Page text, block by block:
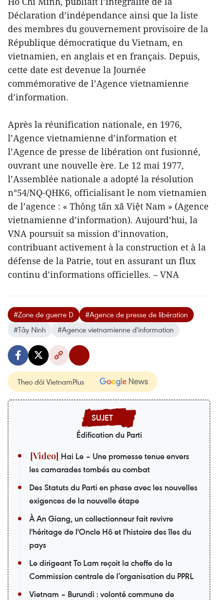
Déclaration d’indépendance ainsi que la liste
des membres du gouvernement provisoire de la
République démocratique du Vietnam, en
vietnamien, en anglais et en français. Depuis,
cette date est devenue la Journée
commémorative de l’Agence vietnamienne
d’information.
Après la réunification nationale, en 1976,
l’Agence vietnamienne d’information et
l’Agence de presse de libération ont fusionné,
ouvrant une nouvelle ère. Le 12 mai 1977,
l’Assemblée nationale a adopté la résolution
n°54/NQ-QHK6, officialisant le nom vietnamien
de l’agence : « Thông tấn xã Việt Nam » (Agence
vietnamienne d’information). Aujourd’hui, la
VNA poursuit sa mission d’innovation,
contribuant activement à la construction et à la
défense de la Patrie, tout en assurant un flux
continu d’informations officielles. – VNA
#Zone de guerre D
#Agence de presse de libération
#Tây Ninh
#Agence vietnamienne d'information
Theo dõi VietnamPlus
Édification du Parti
Hai Le – Une promesse tenue envers
les camarades tombés au combat
Des Statuts du Parti en phase avec les nouvelles
exigences de la nouvelle étape
À An Giang, un collectionneur fait revivre
l'héritage de l'Oncle Hô et l'histoire des îles du
pays
Le dirigeant To Lam reçoit la cheffe de la
Commission centrale de l’organisation du PPRL
Vietnam – Burundi : volonté commune de